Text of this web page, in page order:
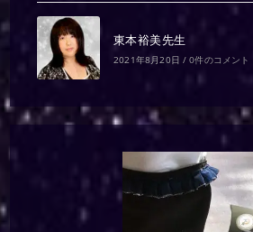
東本裕美先生
2021年8月20日 / 0件のコメント